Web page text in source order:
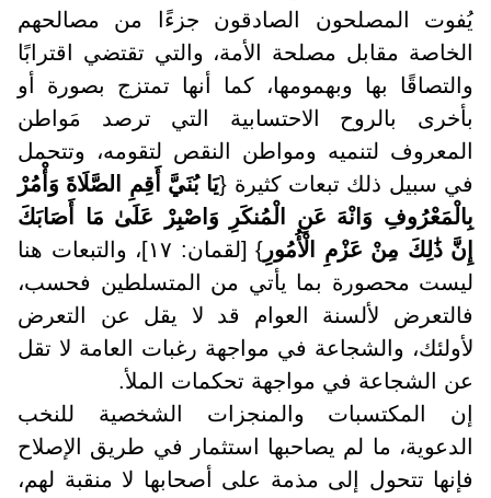
يُفوت المصلحون الصادقون جزءًا من مصالحهم
الخاصة مقابل مصلحة الأمة، والتي تقتضي اقترابًا
والتصاقًا بها وبهمومها، كما أنها تمتزج بصورة أو
بأخرى بالروح الاحتسابية التي ترصد مَواطن
المعروف لتنميه ومواطن النقص لتقومه، وتتحمل
في سبيل ذلك تبعات كثيرة {يَا بُنَيَّ أَقِمِ الصَّلَاةَ وَأْمُرْ
بِالْمَعْرُوفِ وَانْهَ عَنِ الْمُنكَرِ وَاصْبِرْ عَلَىٰ مَا أَصَابَكَ
إِنَّ ذَٰلِكَ مِنْ عَزْمِ الْأُمُورِ
} [لقمان: ١٧]، والتبعات هنا
ليست محصورة بما يأتي من المتسلطين فحسب،
فالتعرض لألسنة العوام قد لا يقل عن التعرض
لأولئك، والشجاعة في مواجهة رغبات العامة لا تقل
عن الشجاعة في مواجهة تحكمات الملأ.
إن المكتسبات والمنجزات الشخصية للنخب
الدعوية، ما لم يصاحبها استثمار في طريق الإصلاح
فإنها تتحول إلى مذمة على أصحابها لا منقبة لهم،